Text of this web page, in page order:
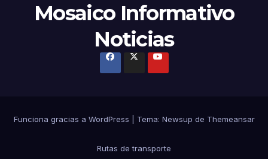
Mosaico Informativo
Noticias
Funciona gracias a WordPress Tema: Newsup de Themeansar
Rutas de transporte